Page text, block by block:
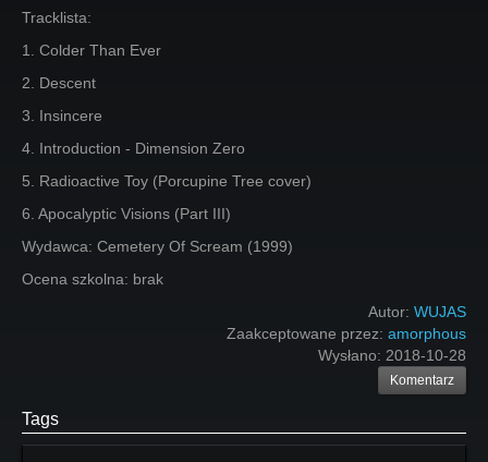
Tracklista:
1. Colder Than Ever
2. Descent
3. Insincere
4. Introduction - Dimension Zero
5. Radioactive Toy (Porcupine Tree cover)
6. Apocalyptic Visions (Part III)
Wydawca: Cemetery Of Scream (1999)
Ocena szkolna: brak
Autor: WUJAS
Zaakceptowane przez: amorphous
Wysłano: 2018-10-28
Komentarz
Tags